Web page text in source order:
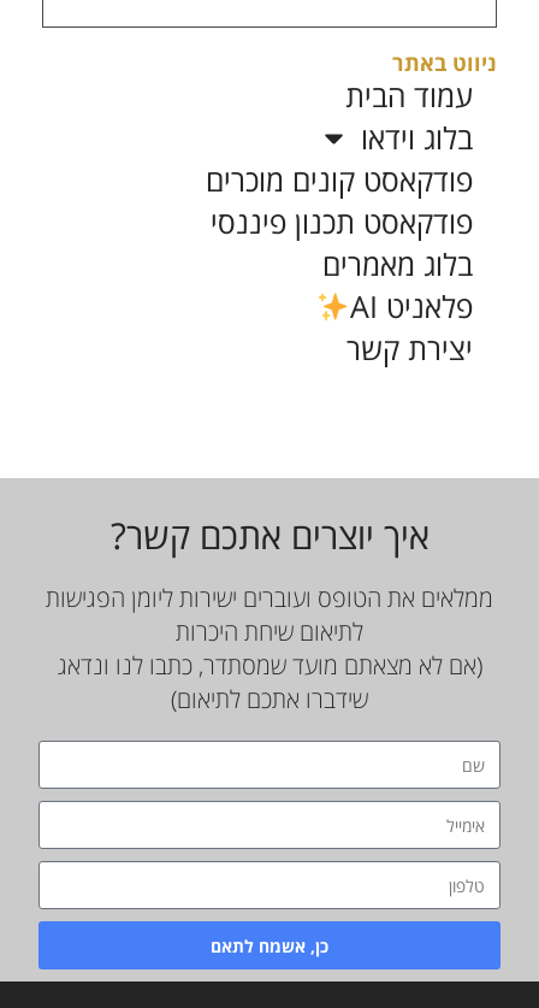
ניווט באתר
עמוד הבית
בלוג וידאו
פודקאסט קונים מוכרים
פודקאסט תכנון פיננסי
בלוג מאמרים
פלאניט AI
יצירת קשר
איך יוצרים אתכם קשר?
ממלאים את הטופס ועוברים ישירות ליומן הפגישות
לתיאום שיחת היכרות
(אם לא מצאתם מועד שמסתדר, כתבו לנו ונדאג
שידברו אתכם לתיאום)
כן, אשמח לתאם